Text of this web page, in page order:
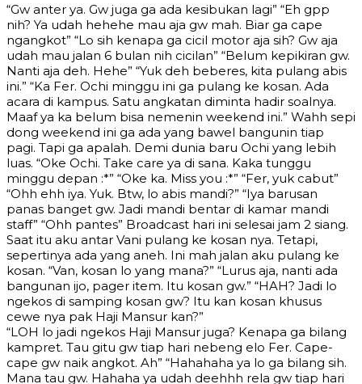
“Gw anter ya. Gw juga ga ada kesibukan lagi” “Eh gpp
nih? Ya udah hehehe mau aja gw mah. Biar ga cape
ngangkot” “Lo sih kenapa ga cicil motor aja sih? Gw aja
udah mau jalan 6 bulan nih cicilan” “Belum kepikiran gw.
Nanti aja deh. Hehe” “Yuk deh beberes, kita pulang abis
ini.” “Ka Fer. Ochi minggu ini ga pulang ke kosan. Ada
acara di kampus. Satu angkatan diminta hadir soalnya.
Maaf ya ka belum bisa nemenin weekend ini.” Wahh sepi
dong weekend ini ga ada yang bawel bangunin tiap
pagi. Tapi ga apalah. Demi dunia baru Ochi yang lebih
luas. “Oke Ochi. Take care ya di sana. Kaka tunggu
minggu depan :*” “Oke ka. Miss you :*” “Fer, yuk cabut”
“Ohh ehh iya. Yuk. Btw, lo abis mandi?” “Iya barusan
panas banget gw. Jadi mandi bentar di kamar mandi
staff” “Ohh pantes” Broadcast hari ini selesai jam 2 siang.
Saat itu aku antar Vani pulang ke kosan nya. Tetapi,
sepertinya ada yang aneh. Ini mah jalan aku pulang ke
kosan. “Van, kosan lo yang mana?” “Lurus aja, nanti ada
bangunan ijo, pager item. Itu kosan gw.” “HAH? Jadi lo
ngekos di samping kosan gw? Itu kan kosan khusus
cewe nya pak Haji Mansur kan?”
“LOH lo jadi ngekos Haji Mansur juga? Kenapa ga bilang
kampret. Tau gitu gw tiap hari nebeng elo Fer. Cape-
cape gw naik angkot. Ah” “Hahahaha ya lo ga bilang sih.
Mana tau gw. Hahaha ya udah deehhh rela gw tiap hari